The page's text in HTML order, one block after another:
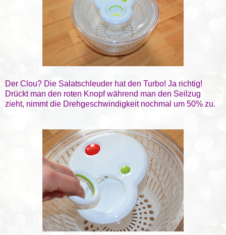
Der Clou? Die Salatschleuder hat den Turbo! Ja richtig!
Drückt man den roten Knopf während man den Seilzug
zieht, nimmt die Drehgeschwindigkeit nochmal um 50% zu.